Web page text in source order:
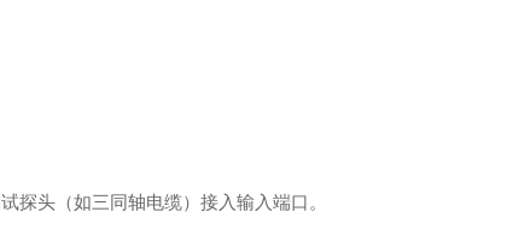
探头（如三同轴电缆）接入输入端口。